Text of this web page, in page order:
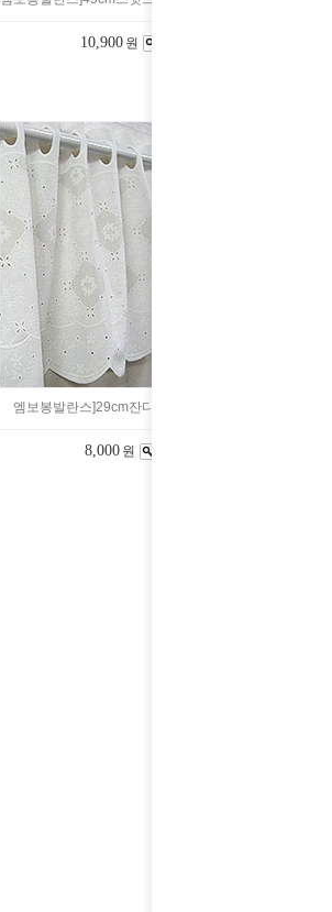
10,900 원
엠보봉발란스]29cm잔디-소(663818)
8,000 원